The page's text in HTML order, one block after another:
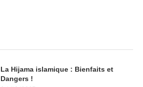
La Hijama islamique : Bienfaits et
Dangers !